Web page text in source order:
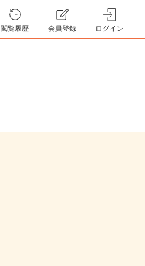
閲覧履歴 会員登録 ログイン